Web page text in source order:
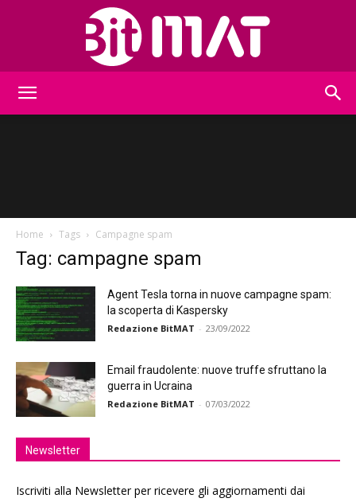
Home Tags Campagne spam
Tag: campagne spam
Agent Tesla torna in nuove campagne spam:
la scoperta di Kaspersky
Redazione BitMAT - 23/09/2022
Email fraudolente: nuove truffe sfruttano la
guerra in Ucraina
Redazione BitMAT - 07/03/2022
Newsletter
Iscriviti alla Newsletter per ricevere gli aggiornamenti dai